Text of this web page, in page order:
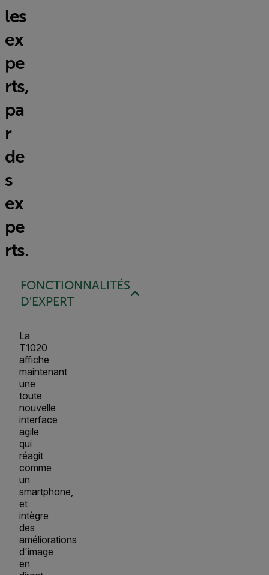
les
ex
pe
rts,
pa
r
de
s
ex
pe
rts.
FONCTIONNALITÉS
D'EXPERT
La
T1020
affiche
maintenant
une
toute
nouvelle
interface
agile
qui
réagit
comme
un
smartphone,
et
intègre
des
améliorations
d'image
en